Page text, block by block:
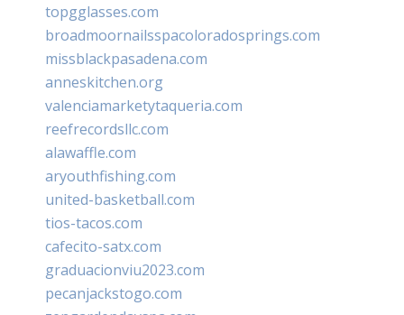
topgglasses.com
broadmoornailsspacoloradosprings.com
missblackpasadena.com
anneskitchen.org
valenciamarketytaqueria.com
reefrecordsllc.com
alawaffle.com
aryouthfishing.com
united-basketball.com
tios-tacos.com
cafecito-satx.com
graduacionviu2023.com
pecanjackstogo.com